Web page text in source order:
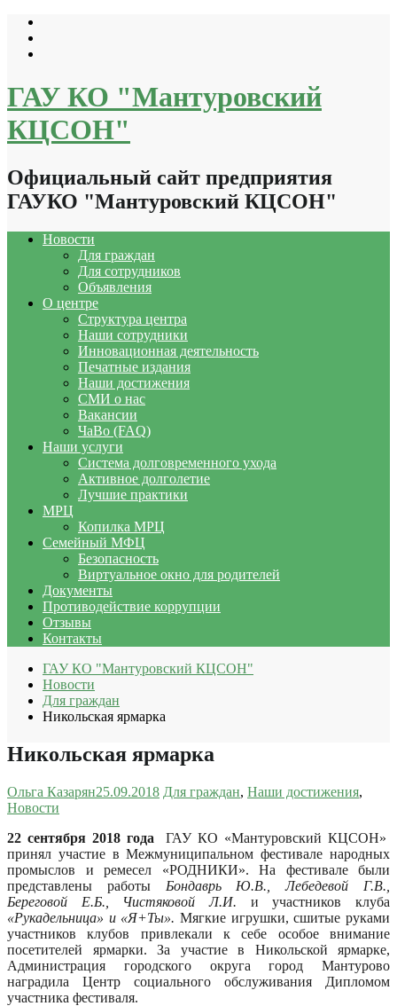
Перейти
содержимому
ГАУ КО "Мантуровский
КЦСОН"
Официальный сайт предприятия
ГАУКО "Мантуровский КЦСОН"
Новости
Для граждан
Для сотрудников
Объявления
О центре
Структура центра
Наши сотрудники
Инновационная деятельность
Печатные издания
Наши достижения
СМИ о нас
Вакансии
ЧаВо (FAQ)
Наши услуги
Система долговременного ухода
Активное долголетие
Лучшие практики
МРЦ
Копилка МРЦ
Семейный МФЦ
Безопасность
Виртуальное окно для родителей
Документы
Противодействие коррупции
Отзывы
Контакты
ГАУ КО "Мантуровский КЦСОН"
Новости
Для граждан
Никольская ярмарка
Никольская ярмарка
Ольга Казарян25.09.2018 Для граждан, Наши достижения,
Новости
22 сентября 2018 года
ГАУ КО «Мантуровский КЦСОН»
принял участие в Межмуниципальном фестивале народных
промыслов и ремесел «РОДНИКИ». На фестивале были
представлены работы Бондаврь Ю.В., Лебедевой Г.В.,
Береговой Е.Б., Чистяковой Л.И. и участников клуба
«Рукадельница» и «Я+Ты». Мягкие игрушки, сшитые руками
участников клубов привлекали к себе особое внимание
посетителей ярмарки. За участие в Никольской ярмарке,
Администрация городского округа город Мантурово
наградила Центр социального обслуживания Дипломом
участника фестиваля.